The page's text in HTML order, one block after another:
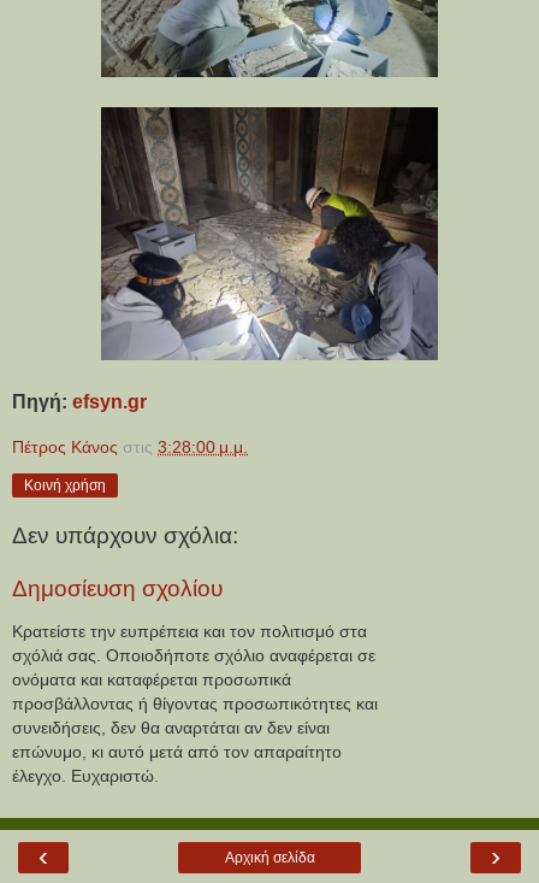
Πηγή: efsyn.gr
Πέτρος Κάνος στις 3:28:00 μ.μ.
Κοινή χρήση
Δεν υπάρχουν σχόλια:
Δημοσίευση σχολίου
Κρατείστε την ευπρέπεια και τον πολιτισμό στα
σχόλιά σας. Οποιοδήποτε σχόλιο αναφέρεται σε
ονόματα και καταφέρεται προσωπικά
προσβάλλοντας ή θίγοντας προσωπικότητες και
συνειδήσεις, δεν θα αναρτάται αν δεν είναι
επώνυμο, κι αυτό μετά από τον απαραίτητο
έλεγχο. Ευχαριστώ.
‹ ›
Αρχική σελίδα